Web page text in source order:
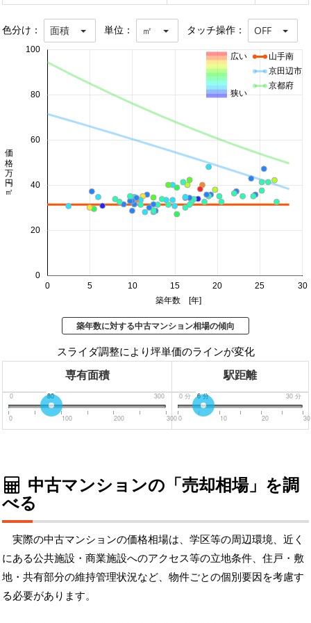
色分け： 面積 単位： ㎡ タッチ操作： OFF
0 5 10 15 20 25 30
0
20
40
60
80
100
築年数 [年]
価格 万円/㎡
山手南
京田辺市
京都府
広い
狭い
築年数に対する中古マンション相場の傾向
スライダ調整により坪単価のラインが変化
専有面積 駅距離
0 300
80
0 100 200 300
0 分 30 分
6分
0 10 20 30
中古マンションの「売却相場」を調
べる
実際の中古マンションの価格相場は、学区等の周辺環境、近く
にある公共施設・商業施設へのアクセス等の立地条件、住戸・敷
地・共有部分の維持管理状況など、物件ごとの個別要因を考慮す
る必要があります。